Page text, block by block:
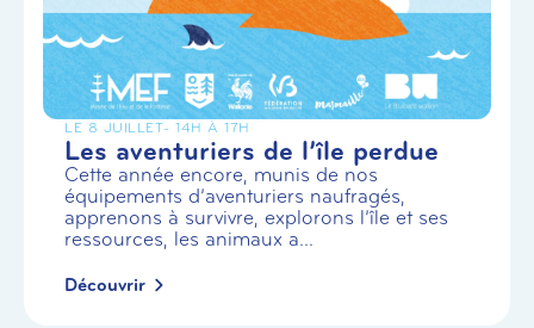
LE 8 JUILLET- 14H À 17H
Les aventuriers de l’île perdue
Cette année encore, munis de nos
équipements d’aventuriers naufragés,
apprenons à survivre, explorons l’île et ses
ressources, les animaux a...
Découvrir